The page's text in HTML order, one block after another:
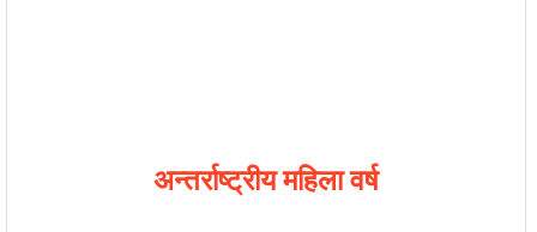
अन्तर्राष्ट्रीय महिला वर्ष